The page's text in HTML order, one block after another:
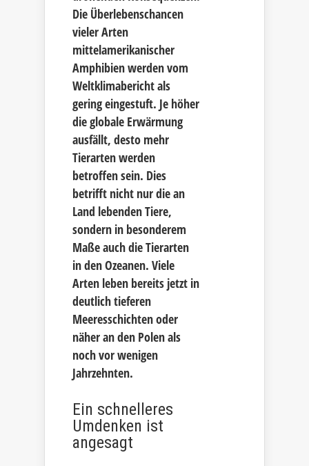
Die Überlebenschancen
vieler Arten
mittelamerikanischer
Amphibien werden vom
Weltklimabericht als
gering eingestuft. Je höher
die globale Erwärmung
ausfällt, desto mehr
Tierarten werden
betroffen sein. Dies
betrifft nicht nur die an
Land lebenden Tiere,
sondern in besonderem
Maße auch die Tierarten
in den Ozeanen. Viele
Arten leben bereits jetzt in
deutlich tieferen
Meeresschichten oder
näher an den Polen als
noch vor wenigen
Jahrzehnten.
Ein schnelleres
Umdenken ist
angesagt